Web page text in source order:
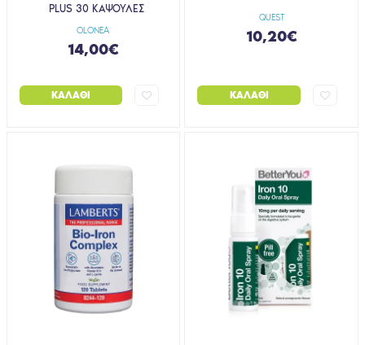
OLONEA
PLUS 30 ΚΑΨΟΥΛΕΣ
14,00€
ΚΑΛΆΘΙ
QUEST
10,20€
ΚΑΛΆΘΙ